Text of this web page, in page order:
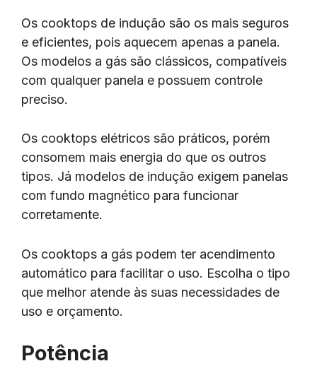
Os cooktops de indução são os mais seguros
e eficientes, pois aquecem apenas a panela.
Os modelos a gás são clássicos, compatíveis
com qualquer panela e possuem controle
preciso.
Os cooktops elétricos são práticos, porém
consomem mais energia do que os outros
tipos. Já modelos de indução exigem panelas
com fundo magnético para funcionar
corretamente.
Os cooktops a gás podem ter acendimento
automático para facilitar o uso. Escolha o tipo
que melhor atende às suas necessidades de
uso e orçamento.
Potência